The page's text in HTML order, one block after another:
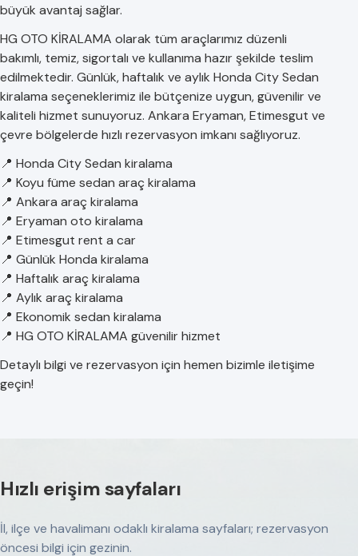
büyük avantaj sağlar.
HG OTO KİRALAMA olarak tüm araçlarımız düzenli
bakımlı, temiz, sigortalı ve kullanıma hazır şekilde teslim
edilmektedir. Günlük, haftalık ve aylık Honda City Sedan
kiralama seçeneklerimiz ile bütçenize uygun, güvenilir ve
kaliteli hizmet sunuyoruz. Ankara Eryaman, Etimesgut ve
çevre bölgelerde hızlı rezervasyon imkanı sağlıyoruz.
📍 Honda City Sedan kiralama
📍 Koyu füme sedan araç kiralama
📍 Ankara araç kiralama
📍 Eryaman oto kiralama
📍 Etimesgut rent a car
📍 Günlük Honda kiralama
📍 Haftalık araç kiralama
📍 Aylık araç kiralama
📍 Ekonomik sedan kiralama
📍 HG OTO KİRALAMA güvenilir hizmet
Detaylı bilgi ve rezervasyon için hemen bizimle iletişime
geçin!
Hızlı erişim sayfaları
İl, ilçe ve havalimanı odaklı kiralama sayfaları; rezervasyon
öncesi bilgi için gezinin.